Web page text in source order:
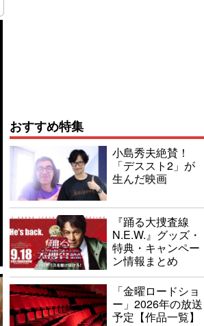
おすすめ特集
小島秀夫絶賛！
「デススト2」が
生んだ映画
『踊る大捜査線
N.E.W.』グッズ・
特典・キャンペー
ン情報まとめ
「金曜ロードショ
ー」2026年の放送
予定【作品一覧】